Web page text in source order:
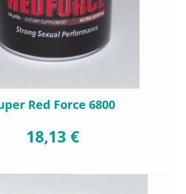
Red Force 6800
18,13 €